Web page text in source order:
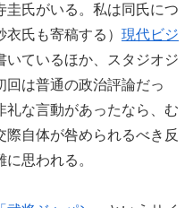
圭氏がいる。私は同氏につ
氏も寄稿する） 現代ビジ
いているほか、スタジオジ
回は普通の政治評論だっ
礼な言動があったなら、む
自体が咎められるべき反
思われる。